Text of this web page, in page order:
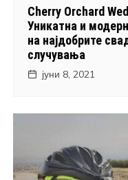
Cherry Orchard
Уникатнa и
на најдобрите
случувања
јуни 8, 2021